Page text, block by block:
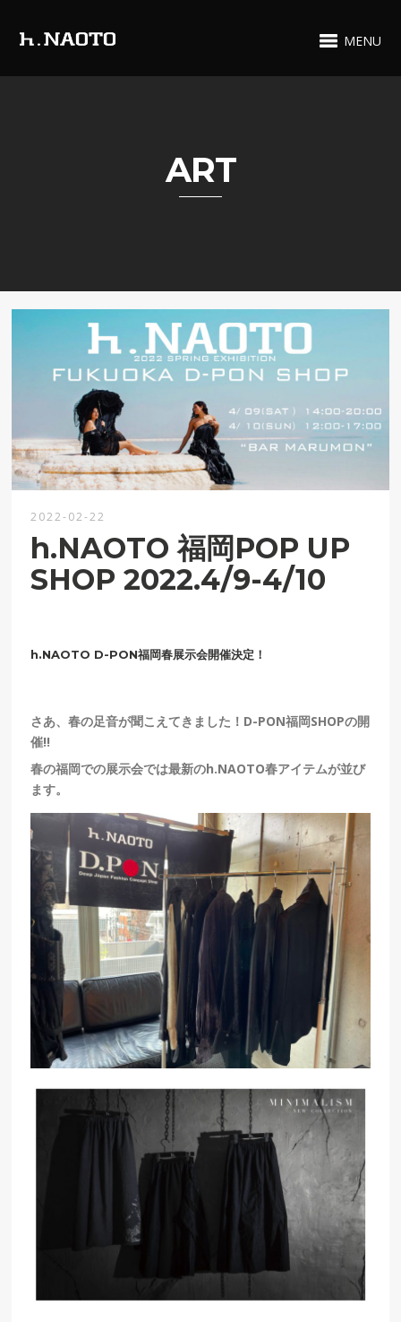
MENU
ART
2022-02-22
h.NAOTO 福岡POP UP
SHOP 2022.4/9-4/10
h.NAOTO D-PON福岡春展示会開催決定！
さあ、春の足音が聞こえてきました！D-PON福岡SHOPの開
催!!
春の福岡での展示会では最新のh.NAOTO春アイテムが並び
ます。